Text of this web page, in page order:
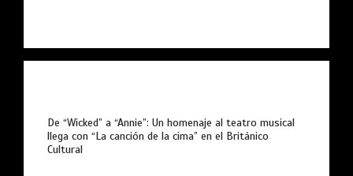
De “Wicked” a “Annie”: Un homenaje al teatro musical
llega con “La canción de la cima” en el Británico
Cultural